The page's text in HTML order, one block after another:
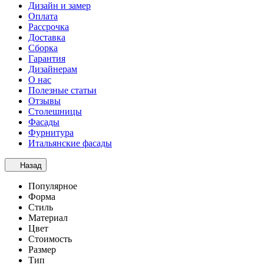
Дизайн и замер
Оплата
Рассрочка
Доставка
Сборка
Гарантия
Дизайнерам
О нас
Полезные статьи
Отзывы
Столешницы
Фасады
Фурнитура
Итальянские фасады
Назад
Популярное
Форма
Стиль
Материал
Цвет
Стоимость
Размер
Тип